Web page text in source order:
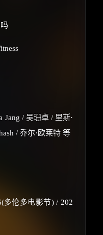
Jang / 吴珊卓 / 里斯·
/ 乔尔·欧莱特 等
多伦多电影节) / 202